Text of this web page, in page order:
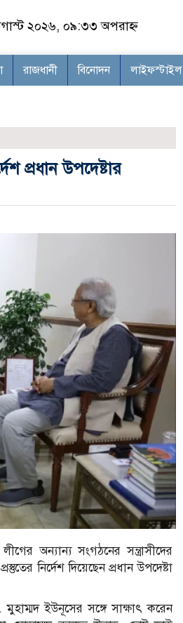
২০২৬, ০৯:৩৩ অপরাহ্ন
রাজধানী বিনোদন লাইফস্টাইল
প্রধান উপদেষ্টার
অন্যান্য সংগঠনের সন্ত্রাসীদের
নির্দেশ দিয়েছেন প্রধান উপদেষ্টা
মুহাম্মদ ইউনূসের সঙ্গে সাক্ষাৎ করেন